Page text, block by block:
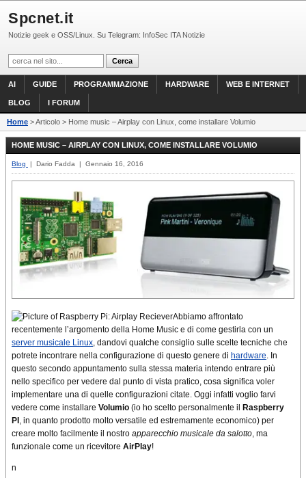
Spcnet.it
Notizie geek e OSS/Linux. Su Telegram: InfoSec ITA Notizie
AI GUIDE PROGRAMMAZIONE HARDWARE WEB E INTERNET
BLOG I FORUM
Home > Articolo > Home music – Airplay con Linux, come installare Volumio
HOME MUSIC – AIRPLAY CON LINUX, COME INSTALLARE VOLUMIO
Blog | Dario Fadda | Gennaio 16, 2016
Abbiamo affrontato
recentemente l’argomento della Home Music e di come gestirla con un
server musicale Linux, dandovi qualche consiglio sulle scelte tecniche che
potrete incontrare nella configurazione di questo genere di hardware. In
questo secondo appuntamento sulla stessa materia intendo entrare più
nello specifico per vedere dal punto di vista pratico, cosa significa voler
implementare una di quelle configurazioni citate. Oggi infatti voglio farvi
vedere come installare Volumio (io ho scelto personalmente il
Raspberry
PI , in quanto prodotto molto versatile ed estremamente economico) per
creare molto facilmente il nostro apparecchio musicale da salotto, ma
funzionale come un ricevitore AirPlay!
n